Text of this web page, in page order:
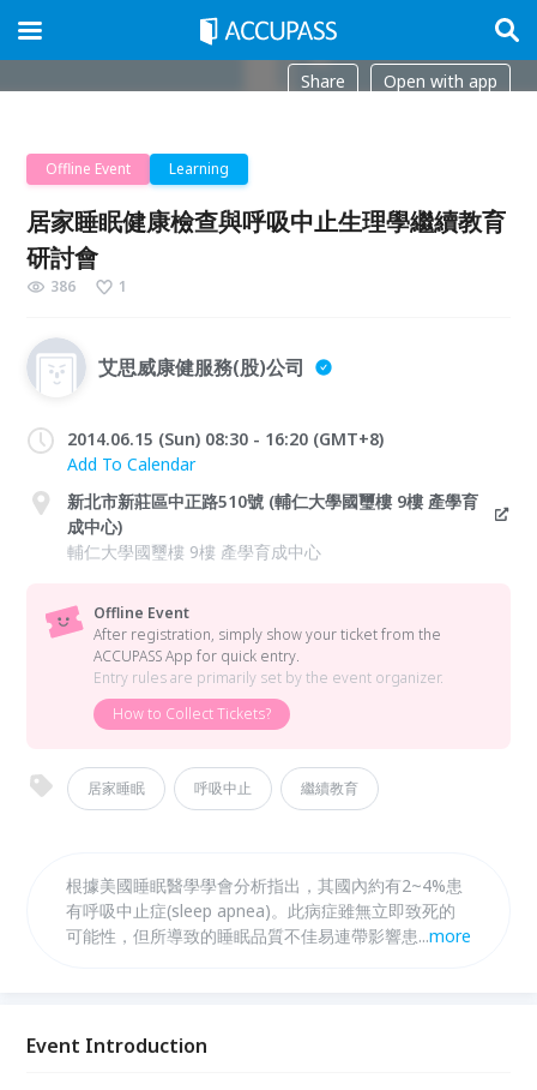
Share Open with app
Offline Event Learning
居家睡眠健康檢查與呼吸中止生理學繼續教育
研討會
386 1
艾思威康健服務(股)公司
2014.06.15 (Sun) 08:30 - 16:20 (GMT+8)
Add To Calendar
新北市新莊區中正路510號 (輔仁大學國璽樓 9樓 產學育
成中心)
輔仁大學國璽樓 9樓 產學育成中心
Offline Event
After registration, simply show your ticket from the
ACCUPASS App for quick entry.
Entry rules are primarily set by the event organizer.
How to Collect Tickets?
居家睡眠 呼吸中止 繼續教育
根據美國睡眠醫學學會分析指出，其國內約有2~4%患
有呼吸中止症(sleep apnea)。此病症雖無立即致死的
可能性，但所導致的睡眠品質不佳易連帶影響患者注意
...more
Event Introduction